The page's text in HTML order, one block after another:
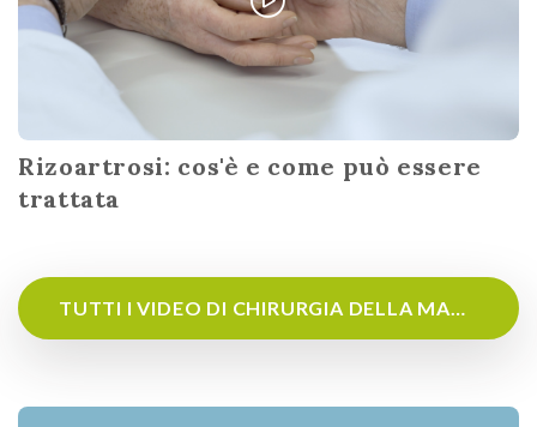
Rizoartrosi: cos'è e come può essere
trattata
TUTTI I VIDEO DI CHIRURGIA DELLA MANO